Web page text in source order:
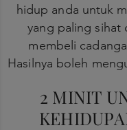
hidup anda untuk
yang paling sihat
membeli
Hasilnya boleh
2 MINIT